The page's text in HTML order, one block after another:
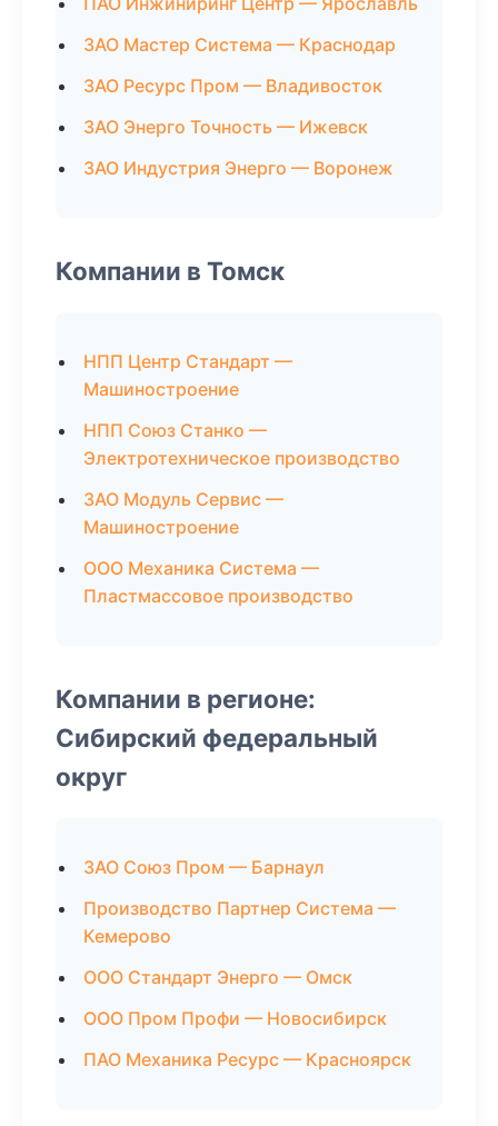
ЗАО Мастер Система — Краснодар
ЗАО Ресурс Пром — Владивосток
ЗАО Энерго Точность — Ижевск
ЗАО Индустрия Энерго — Воронеж
Компании в Томск
НПП Центр Стандарт —
Машиностроение
НПП Союз Станко —
Электротехническое производство
ЗАО Модуль Сервис —
Машиностроение
ООО Механика Система —
Пластмассовое производство
Компании в регионе:
Сибирский федеральный
округ
ЗАО Союз Пром — Барнаул
Производство Партнер Система —
Кемерово
ООО Стандарт Энерго — Омск
ООО Пром Профи — Новосибирск
ПАО Механика Ресурс — Красноярск